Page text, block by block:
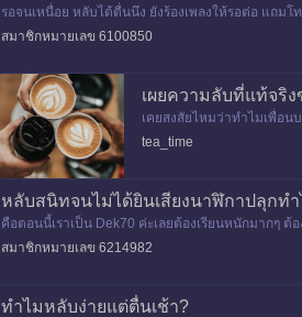
รอจนเหนื่อย หลับได้ตื่นนึง ยังร้องเพลงให้รอต่อ แถมโ
สมาชิกหมายเลข 6100850
เผยความลับที่แท้จริ
เคยสงสัยไหมว่าทำไมเพื่อ
ฟแล้วยังหลับได้ปกติ ไม่ใช่เรื่
tea_time
หลับสนิทจนไม่ได้ยินเสียงนาฬิกาปลุกทำ
คือตอนนี้เราเป็น Dek70 ค่ะเลยต้องเรียนหนักมากๆ
ต้องตื่นมาอ่าน
สมาชิกหมายเลข 6214982
ทำไมหลับง่ายแต่ตื่นเช้า?